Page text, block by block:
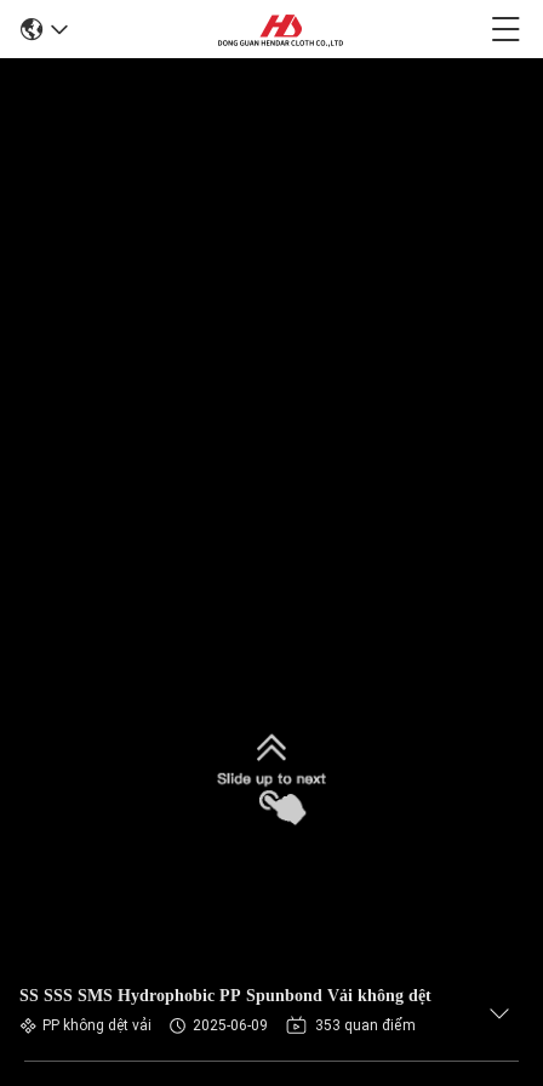
SS SSS SMS Hydrophobic PP Spunbond Vải không dệt
PP không dệt vải 2025-06-09 353 quan điểm